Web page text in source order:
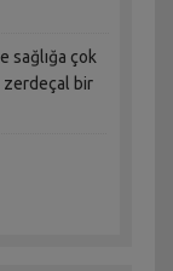
sağlığa çok
zerdeçal bir